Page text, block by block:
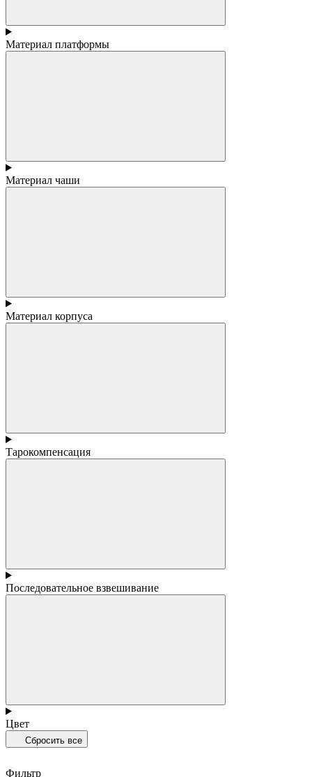
Материал платформы
Материал чаши
Материал корпуса
Тарокомпенсация
Последовательное взвешивание
Цвет
Сбросить все
Фильтр